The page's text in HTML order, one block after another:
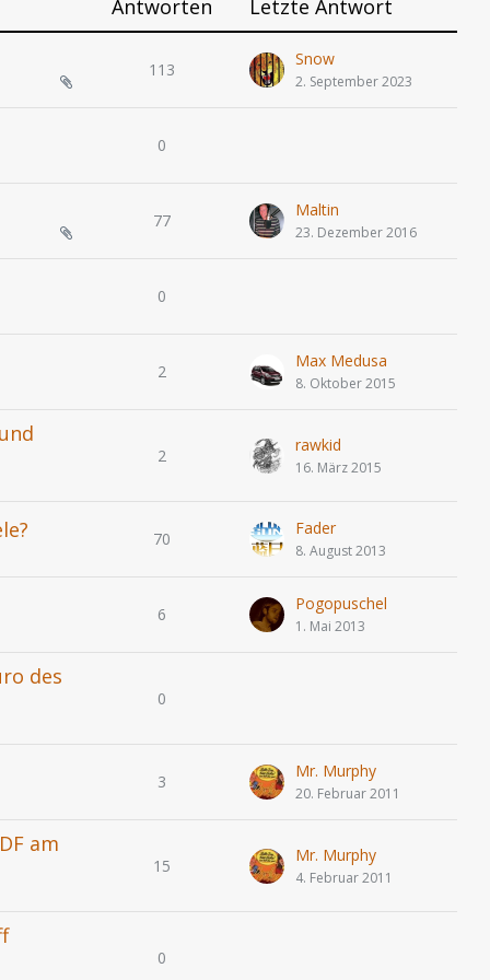
Antworten Letzte Antwort
113
Snow
2. September 2023
0
77
Maltin
23. Dezember 2016
0
2
Max Medusa
8. Oktober 2015
2
rawkid
16. März 2015
70
Fader
8. August 2013
6
Pogopuschel
1. Mai 2013
des
0
3
Mr. Murphy
20. Februar 2011
am
15
Mr. Murphy
4. Februar 2011
0